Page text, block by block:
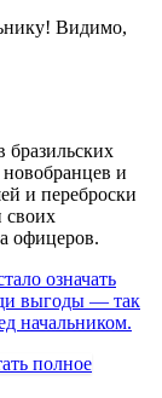
Видимо,
бразильских
и
и переброски
своих
офицеров.
означать
выгоды — так
начальником.
полное